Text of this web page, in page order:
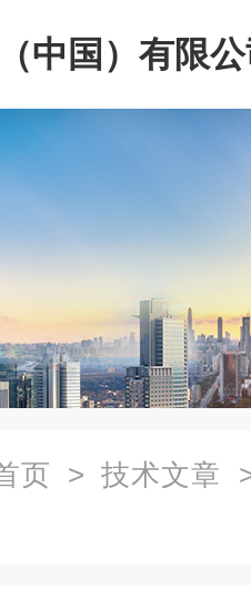
中国）有限
页 > 技术文章